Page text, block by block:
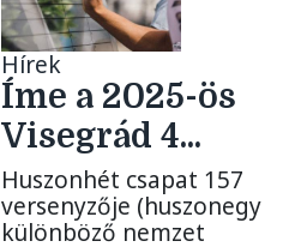
Hírek
Íme a 2025-ös
Visegrád 4...
Huszonhét csapat 157
versenyzője (huszonegy
különböző nemzet